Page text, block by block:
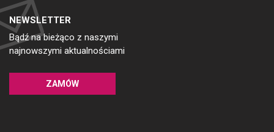
NEWSLETTER
Bądź na bieżąco z naszymi
najnowszymi aktualnościami
ZAMÓW